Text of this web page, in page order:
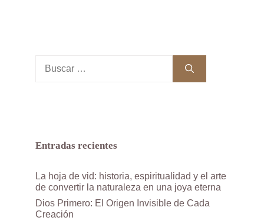
Entradas recientes
La hoja de vid: historia, espiritualidad y el arte
de convertir la naturaleza en una joya eterna
Dios Primero: El Origen Invisible de Cada
Creación